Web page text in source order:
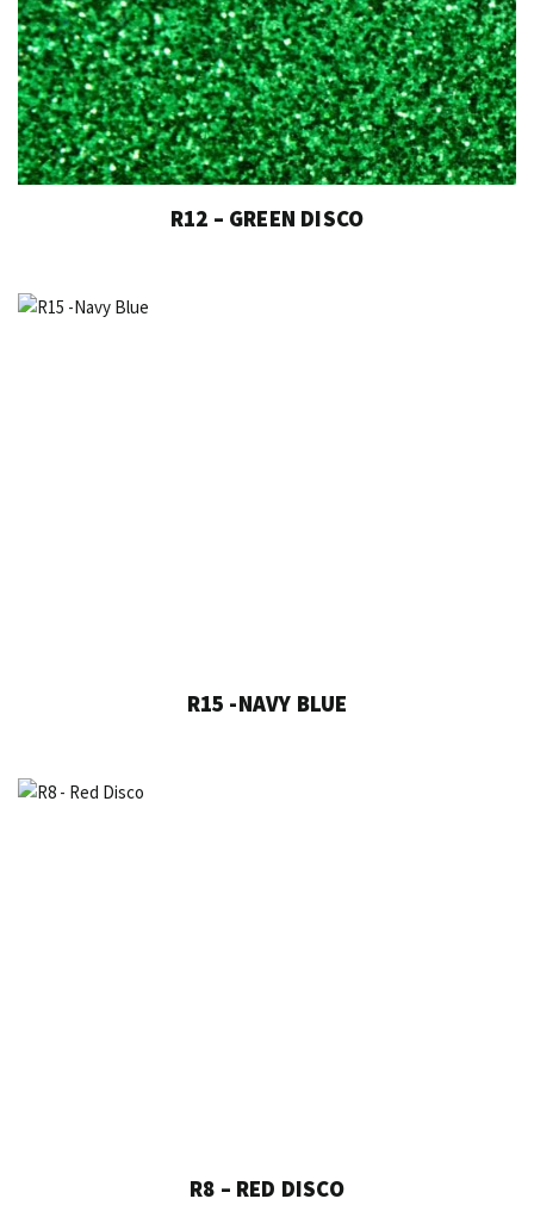
R12 – GREEN DISCO
R15 -NAVY BLUE
R8 – RED DISCO